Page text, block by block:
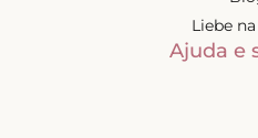
Liebe
Ajuda e